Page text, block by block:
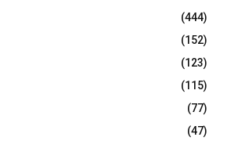
(444)
(152)
(123)
(115)
(77)
(47)